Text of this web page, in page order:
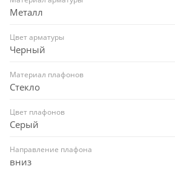
Металл
Цвет арматуры
Черный
Материал плафонов
Стекло
Цвет плафонов
Серый
Направление плафона
вниз